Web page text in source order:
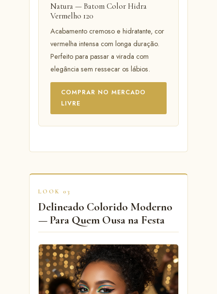
Natura — Batom Color Hidra
Vermelho 120
Acabamento cremoso e hidratante, cor
vermelha intensa com longa duração.
Perfeito para passar a virada com
elegância sem ressecar os lábios.
COMPRAR NO MERCADO
LIVRE
LOOK 03
Delineado Colorido Moderno
— Para Quem Ousa na Festa